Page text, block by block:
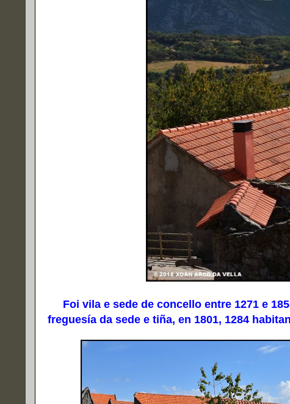
Foi vila e sede de concello entre 1271 e
freguesía da sede e tiña, en 1801, 1284